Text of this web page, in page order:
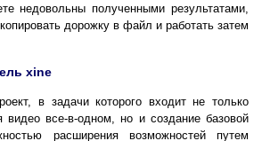
недовольны полученными результатами,
дорожку в файл и работать затем
хine
в задачи которого входит не только
видео все-в-одном, но и создание базовой
расширения возможностей путем